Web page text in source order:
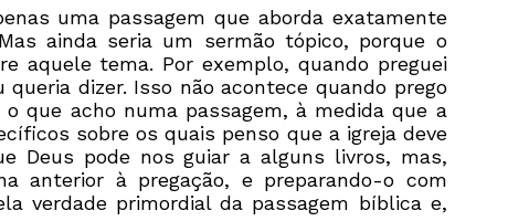
uma passagem que aborda exatamente
ainda seria um sermão tópico, porque o
aquele tema. Por exemplo, quando preguei
dizer. Isso não acontece quando prego
que acho numa passagem, à medida que a
sobre os quais penso que a igreja deve
Deus pode nos guiar a alguns livros, mas,
anterior à pregação, e preparando-o com
verdade primordial da passagem bíblica e,